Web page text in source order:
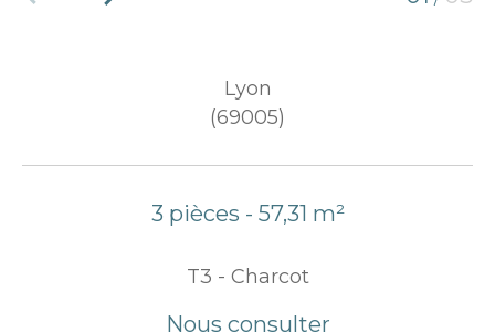
Lyon
(69005)
3 pièces - 57,31 m²
T3 - Charcot
Nous consulter